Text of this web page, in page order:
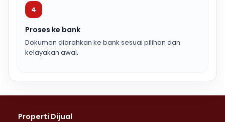
4
Proses ke bank
Dokumen diarahkan ke bank sesuai pilihan dan
kelayakan awal.
Properti Dijual